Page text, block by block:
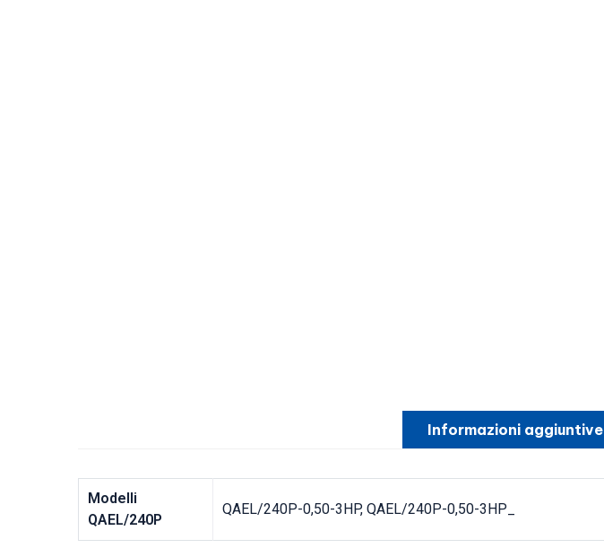
Informazioni aggiuntive
Modelli
QAEL/240P
QAEL/240P-0,50-3HP, QAEL/240P-0,50-3HP_